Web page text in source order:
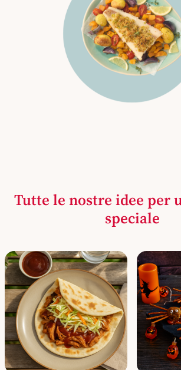
Tutte le nostre idee per
speciale